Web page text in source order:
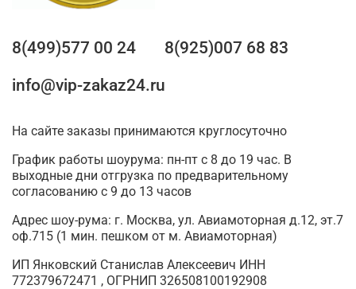
8(499)577 00 24
8(925)007 68 83
info@vip-zakaz24.ru
На сайте заказы принимаются круглосуточно
График работы шоурума: пн-пт с 8 до 19 час. В
выходные дни отгрузка по предварительному
согласованию с 9 до 13 часов
Адрес шоу-рума: г. Москва, ул. Авиамоторная д.12, эт.7
оф.715 (1 мин. пешком от м. Авиамоторная)
ИП Янковский Станислав Алексеевич ИНН
772379672471 , ОГРНИП 326508100192908